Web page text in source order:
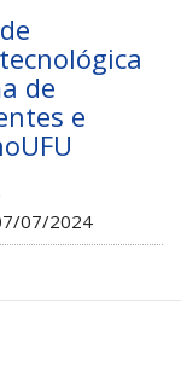
de
e
07/2024